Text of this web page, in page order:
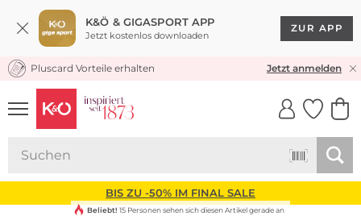
K&Ö & GIGASPORT APP
Jetzt kostenlos downloaden
ZUR APP
KOSTENLOSER VERSAND* & RÜCKVERSAND
Pluscard Vorteile erhalten Jetzt anmelden
UNSERE APP
CLICK &
BIS ZU -50% IM FINAL SALE
Beliebt! 15 Personen sehen sich diesen Artikel gerade an